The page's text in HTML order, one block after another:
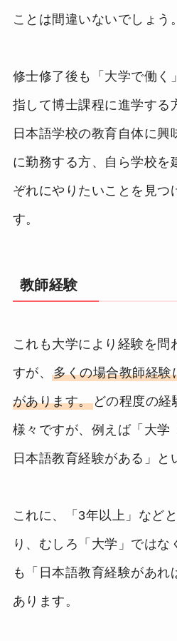
ことは間違いないでしょう。
修士修了後も「大学で働く
指して博士課程に進学する
日本語学校の教育自体に興
に勤務する方、自ら学校を
ぞれにやりたいことを見つ
す。
教師経験
これも大学により経験を問
すが、多くの場合教師経
があります。どの程度の経
様々ですが、例えば「大学
日本語教育経験がある」と
これに、「3年以上」など
り、むしろ「大学」では
も「日本語教育経験があれ
あります。